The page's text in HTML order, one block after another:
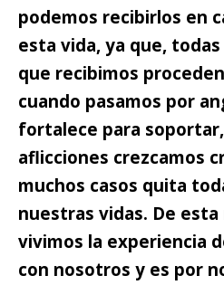
podemos recibirlos en
esta vida, ya que,
que recibimos
cuando pasamos por
fortalece para
aflicciones crezcamos
muchos casos quita
nuestras vidas. De
vivimos la experiencia
con nosotros y es por